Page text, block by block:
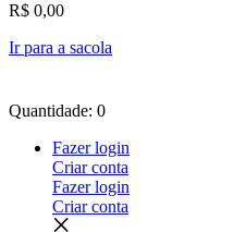
R$ 0,00
Ir para a sacola
Quantidade: 0
Fazer login
Criar conta
Fazer login
Criar conta